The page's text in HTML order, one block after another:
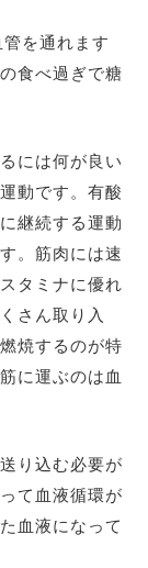
を通れます
食べ過ぎで糖
には何が良い
動です。有酸
継続する運動
。筋肉には速
タミナに優れ
さん取り入
焼するのが特
に運ぶのは血
り込む必要が
て血液循環が
血液になって